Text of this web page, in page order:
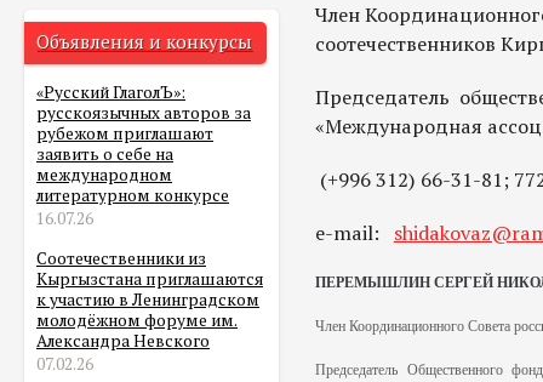
Объявления и конкурсы
«Русский ГлаголЪ»:
русскоязычных авторов за
рубежом приглашают
заявить о себе на
международном
литературном конкурсе
16.07.26
Соотечественники из
Кыргызстана приглашаются
к участию в Ленинградском
молодёжном форуме им.
Александра Невского
07.02.26
Член
соотечественников
Председатель
«Международная
(+996 312) 66-31-81;
e-mail:
ПЕРЕМЫШЛИН СЕРГЕЙ
Член Координационного Совета
Председатель Общественного